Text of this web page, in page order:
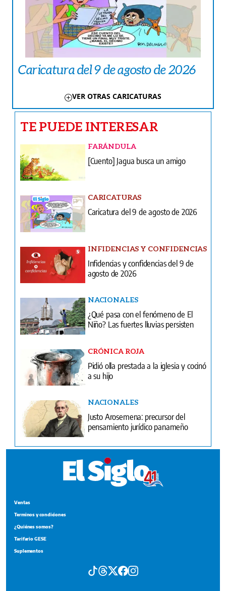
Caricatura del 9 de agosto de 2026
VER OTRAS CARICATURAS
TE PUEDE INTERESAR
FARÁNDULA
[Cuento] Jagua busca un amigo
CARICATURAS
Caricatura del 9 de agosto de 2026
INFIDENCIAS Y CONFIDENCIAS
Infidencias y confidencias del 9 de
agosto de 2026
NACIONALES
¿Qué pasa con el fenómeno de El
Niño? Las fuertes lluvias persisten
CRÓNICA ROJA
Pidió olla prestada a la iglesia y cocinó
a su hijo
NACIONALES
Justo Arosemena: precursor del
pensamiento jurídico panameño
Ventas
Terminos y condiciones
¿Quiénes somos?
Tarifario GESE
Suplementos